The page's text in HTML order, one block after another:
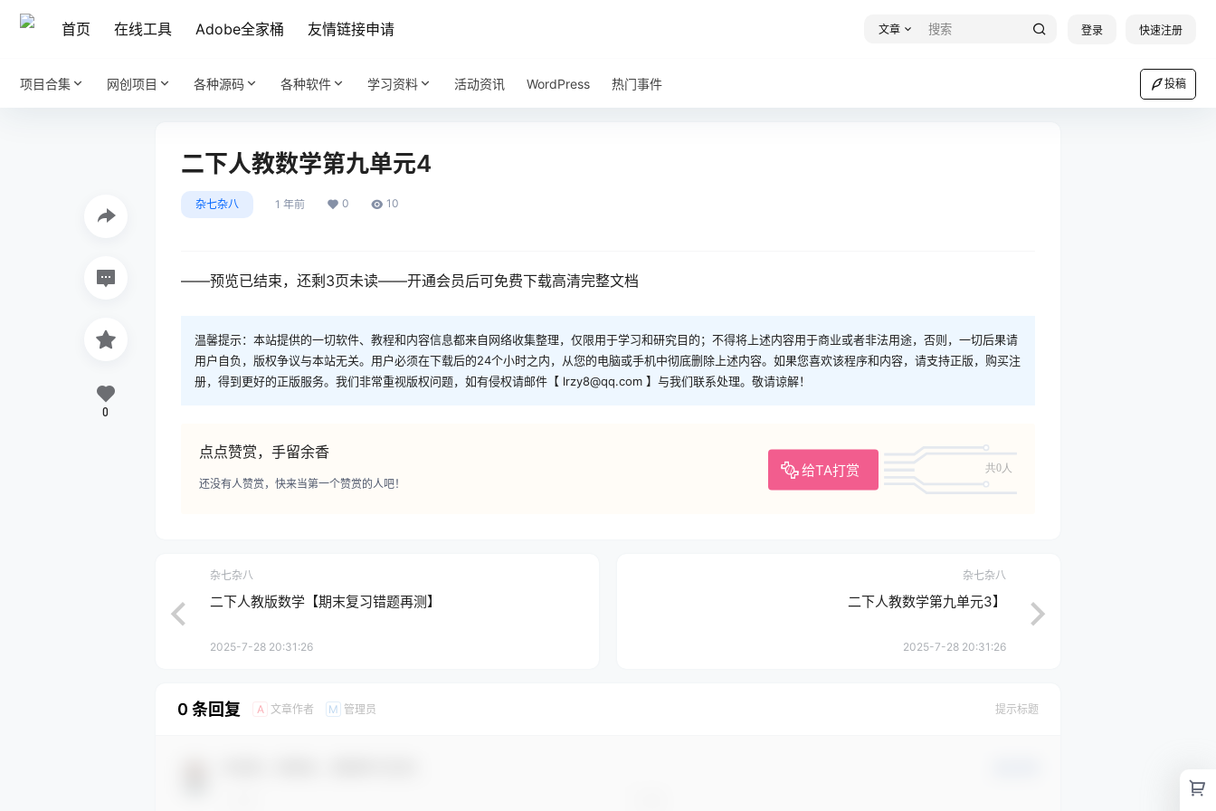
首页 在线工具 Adobe全家桶 友情链接申请 文章 登录 快速注册
项目合集 网创项目 各种源码 各种软件 学习资料 活动资讯 WordPress 热门事件 投稿
二下人教数学第九单元4
杂七杂八 1 年前 0 10
——预览已结束，还剩3页未读——开通会员后可免费下载高清完整文档
温馨提示：本站提供的一切软件、教程和内容信息都来自网络收集整理，仅限用于学习和研究目的；不得将上述内容用于商业或者非法用途，否则，一切后果请
用户自负，版权争议与本站无关。用户必须在下载后的24个小时之内，从您的电脑或手机中彻底删除上述内容。如果您喜欢该程序和内容，请支持正版，购买注
册，得到更好的正版服务。我们非常重视版权问题，如有侵权请邮件【 lrzy8@qq.com 】与我们联系处理。敬请谅解！
点点赞赏，手留余香
给TA打赏 共0人
还没有人赞赏，快来当第一个赞赏的人吧！
0
杂七杂八
二下人教版数学【期末复习错题再测】
2025-7-28 20:31:26
杂七杂八
二下人教数学第九单元3】
2025-7-28 20:31:26
0 条回复 A 文章作者 M 管理员 提示标题